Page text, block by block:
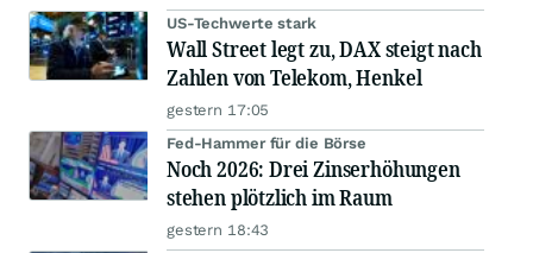
US-Techwerte stark
Wall Street legt zu, DAX steigt nach
Zahlen von Telekom, Henkel
gestern 17:05
Fed-Hammer für die Börse
Noch 2026: Drei Zinserhöhungen
stehen plötzlich im Raum
gestern 18:43